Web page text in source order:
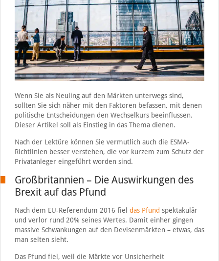
Wenn Sie als Neuling auf den Märkten unterwegs sind,
sollten Sie sich näher mit den Faktoren befassen, mit denen
politische Entscheidungen den Wechselkurs beeinflussen.
Dieser Artikel soll als Einstieg in das Thema dienen.
Nach der Lektüre können Sie vermutlich auch die ESMA-
Richtlinien besser verstehen, die vor kurzem zum Schutz der
Privatanleger eingeführt worden sind.
Großbritannien – Die Auswirkungen des
Brexit auf das Pfund
Nach dem EU-Referendum 2016 fiel das Pfund spektakulär
und verlor rund 20% seines Wertes. Damit einher gingen
massive Schwankungen auf den Devisenmärkten – etwas, das
man selten sieht.
Das Pfund fiel, weil die Märkte vor Unsicherheit